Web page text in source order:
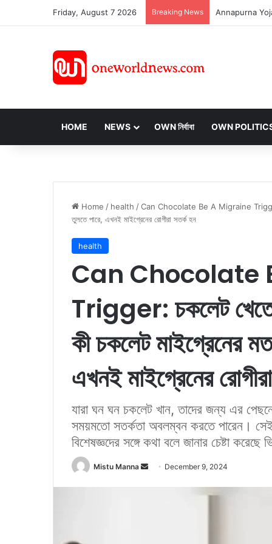
Friday, August 7 2026 Breaking News
HOME NEWS OWN নির্বাবা OWN
Home / health /Can Chocolate Be A Migraine Trigger:
তুলতে পারে, এখনই মাইগ্রেনের রোগীরা সতর্ক হন
health
Can Chocolate
Trigger: চকলেট খেতে
কী চকলেট মাইগ্রেনের
এখনই মাইগ্রেনের
যারা ঘন ঘন চকলেট খান, তাদের জন্য এর
সময়মতো সতর্কতা অবলম্বন করতে পারেন।
বিশেষজ্ঞদের সঙ্গে কথা বলে জানার চেষ্টা করেছে
Mistu Manna December 9, 2024